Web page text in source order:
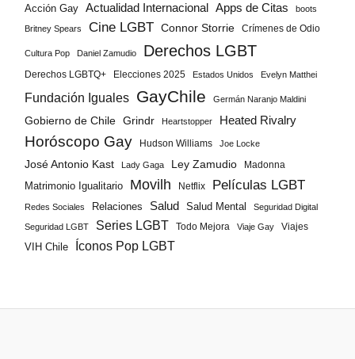
Acción Gay Actualidad Internacional Apps de Citas boots
Britney Spears Cine LGBT Connor Storrie Crímenes de Odio
Cultura Pop Daniel Zamudio Derechos LGBT
Derechos LGBTQ+ Elecciones 2025 Estados Unidos Evelyn Matthei
Fundación Iguales GayChile Germán Naranjo Maldini
Gobierno de Chile Grindr Heartstopper Heated Rivalry
Horóscopo Gay Hudson Williams Joe Locke
José Antonio Kast Lady Gaga Ley Zamudio Madonna
Matrimonio Igualitario Movilh Netflix Películas LGBT
Redes Sociales Relaciones Salud Salud Mental Seguridad Digital
Seguridad LGBT Series LGBT Todo Mejora Viaje Gay
Viajes
VIH Chile
Íconos Pop LGBT